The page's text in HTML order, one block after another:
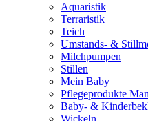
Aquaristik
Terraristik
Teich
Umstands- &
Milchpumpen
Stillen
Mein Baby
Pflegeprodukte
Baby- &
Wickeln